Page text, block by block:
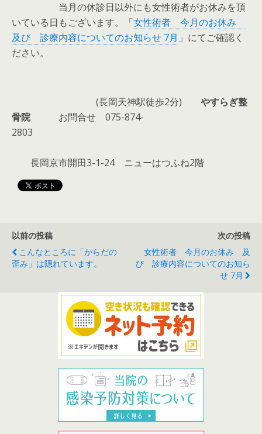
当月の休診日以外にも女性術者がお休みを頂
いている日もございます。「女性術者 今月のお休み
及び 診療内容についてのお知らせ 7月 」にてご確認く
ださい。
(長岡天神駅徒歩2分) やすらぎ整
骨院お問合せ 075-874-
2803
長岡京市開田3-1-24 ニューはつふね2階
以前の投稿
こんなところに「からだの
歪み」は隠れています。
次の投稿
女性術者 今月のお休み 及
び 診療内容についてのお知ら
せ 7月